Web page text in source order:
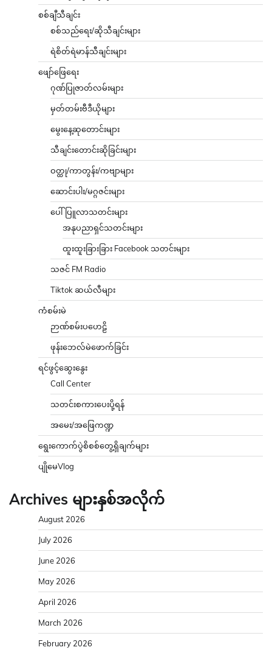
စစ်ချီသီချင်း
စစ်သည်ရေး/ဆိုသီချင်းများ
ရဲစိတ်ရဲမာန်သီချင်းများ
ဖျော်ဖြေရေး
ဂုဏ်ပြုဇာတ်လမ်းများ
မှတ်တမ်းဗီဒီယိုများ
မွေးနေ့ဆုတောင်းများ
သီချင်းတောင်းဆိုခြင်းများ
ဝတ္ထု/ကာတွန်း/ကဗျာများ
ဆောင်းပါး/မဂ္ဂဇင်းများ
ပေါ်ပြူလာသတင်းများ
အနုပညာရှင်သတင်းများ
ထူးထူးခြားခြား Facebook သတင်းများ
သဇင် FM Radio
Tiktok ဆယ်လီများ
ကံစမ်းမဲ
ဉာဏ်စမ်းပဟေဠိ
ဖုန်းဘေလ်မဲဖောက်ခြင်း
ရင်ဖွင့်ဆွေးနွေး
Call Center
သတင်းစကားပေးပို့ရန်
အမေး/အဖြေကဏ္ဍ
ရွေးကောက်ပွဲစိစစ်တွေ့ရှိချက်များ
ပျိုမေVlog
Archives များနှစ်အလိုက်
August 2026
July 2026
June 2026
May 2026
April 2026
March 2026
February 2026